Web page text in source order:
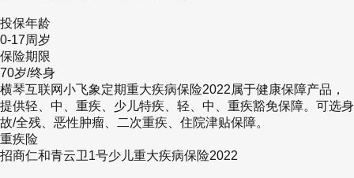
追求高赔付、看重少儿特疾保障的家长。
2、复星联合妈咪保贝(新生版)：可选短期保障
【特点】
保障期限选择多：可选择保至20/30年，也可选
长期保至70/80周岁或终身，满足不同预算。
投保年龄
0-17周岁
保险期限
70岁/终身
横琴互联网小飞象定期重大疾病保险2022属于健康保障产品，
提供轻、中、重疾、少儿特疾、轻、中、重疾豁免保障。可选身
故/全残、恶性肿瘤、二次重疾、住院津贴保障。
重疾险
招商仁和青云卫1号少儿重大疾病保险2022